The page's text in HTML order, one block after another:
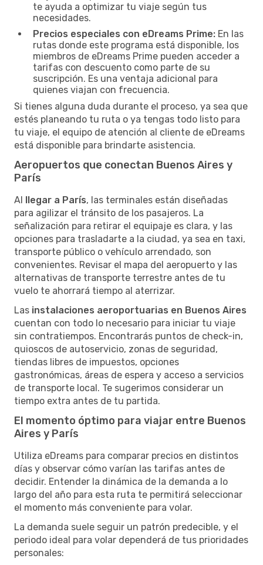
te ayuda a optimizar tu viaje según tus
necesidades.
Precios especiales con eDreams Prime: En las
rutas donde este programa está disponible, los
miembros de eDreams Prime pueden acceder a
tarifas con descuento como parte de su
suscripción. Es una ventaja adicional para
quienes viajan con frecuencia.
Si tienes alguna duda durante el proceso, ya sea que
estés planeando tu ruta o ya tengas todo listo para
tu viaje, el equipo de atención al cliente de eDreams
está disponible para brindarte asistencia.
Aeropuertos que conectan Buenos Aires y
París
Al llegar a París, las terminales están diseñadas
para agilizar el tránsito de los pasajeros. La
señalización para retirar el equipaje es clara, y las
opciones para trasladarte a la ciudad, ya sea en taxi,
transporte público o vehículo arrendado, son
convenientes. Revisar el mapa del aeropuerto y las
alternativas de transporte terrestre antes de tu
vuelo te ahorrará tiempo al aterrizar.
Las instalaciones aeroportuarias en Buenos Aires
cuentan con todo lo necesario para iniciar tu viaje
sin contratiempos. Encontrarás puntos de check-in,
quioscos de autoservicio, zonas de seguridad,
tiendas libres de impuestos, opciones
gastronómicas, áreas de espera y acceso a servicios
de transporte local. Te sugerimos considerar un
tiempo extra antes de tu partida.
El momento óptimo para viajar entre Buenos
Aires y París
Utiliza eDreams para comparar precios en distintos
días y observar cómo varían las tarifas antes de
decidir. Entender la dinámica de la demanda a lo
largo del año para esta ruta te permitirá seleccionar
el momento más conveniente para volar.
La demanda suele seguir un patrón predecible, y el
periodo ideal para volar dependerá de tus prioridades
personales: